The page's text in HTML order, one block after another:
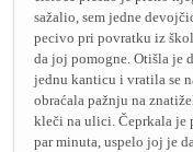
sažalio, sem jedne
pecivo pri povratku iz
da joj pomogne. Otišla je
jednu kanticu i vratila se
obraćala pažnju na
kleči na ulici. Čeprkala je
par minuta, uspelo joj je